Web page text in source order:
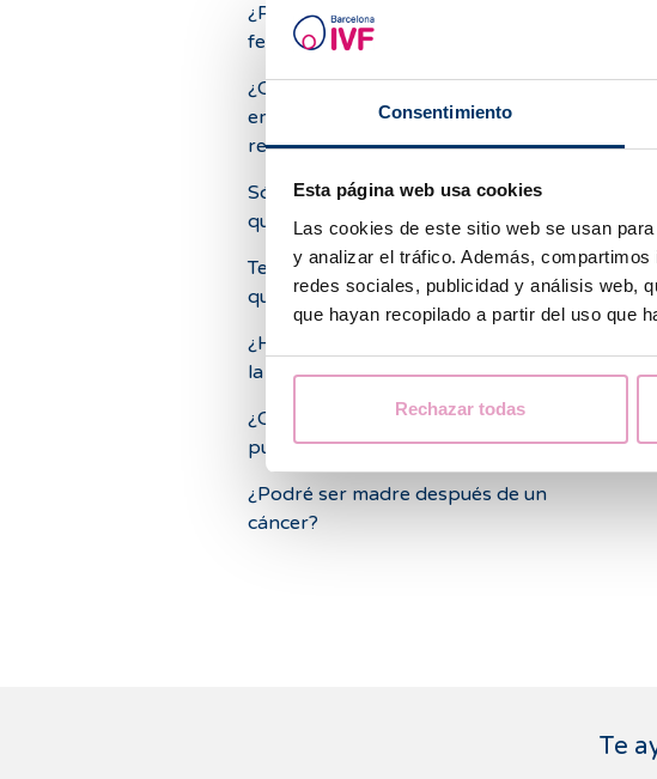
Consentimiento
Esta página web usa cookies
Las cookies de este sitio web se usan
y analizar el tráfico. Además,
redes sociales, publicidad y análisis web,
que hayan recopilado a partir del uso que
Rechazar todas
¿Puedo hacer algo para mejorar mi
fertilidad de forma natural?
¿Cuándo es más probable quedar
embarazada, antes o después de la
regla?
Sólo tengo una trompa, ¿Puedo
quedarme embarazada?
Tengo útero invertido, ¿Puedo
quedarme embarazada?
¿Hay alimentos que pueden mejorar
la ovulación?
¿Qué tratamientos farmacológicos
pueden afectar mi fertilidad?
¿Podré ser madre después de un
cáncer?
Te